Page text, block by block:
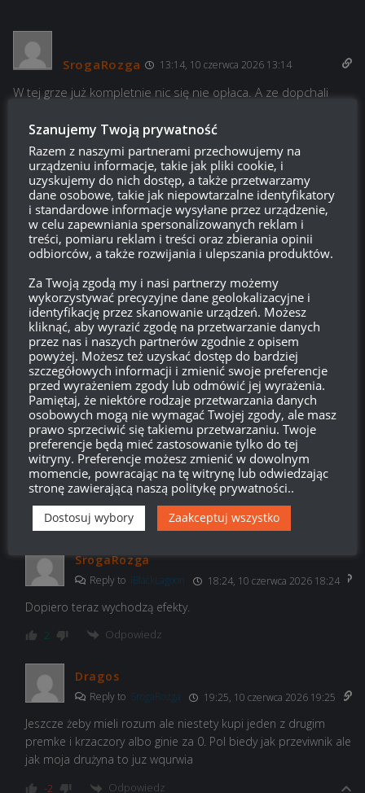
SrogaRozga 13:14, 10 czerwca 2026 13:14
W tej grze już kompletnie nic się nie opłaca. A ze dopchali
zarobków, wlewają wiadrami w giereczk
Także mając nowe dojne krowy, można:
*ebac starych graczy.
*ierdolic nowy kontent; jakość produkcji.
*niewiele robić, bo i tak się kręci.
JWG
Reply toSrogaRozga 13:37, 10 czerwca 2026 13:37
No ale może na Tank Fest będą do wygrania jakie elementy
3D, np. monitor z wbitą klawiaturą.
10 Odpowiedz
iBlackLagoon
Reply toSrogaRozga 16:30, 10 czerwca 2026 16:30
Przecież nie od dzisiaj ukry są na EU , bo praktycznie od 4lat
-1 Odpowiedz
SrogaRozga
Reply to iBlackLagoon 18:24, 10 czerwca 2026 18:24
Dopiero teraz wychodzą efekty.
2 Odpowiedz
Dragos
Reply to SrogaRozga 19:25, 10 czerwca 2026 19:25
Jeszcze żeby mieli rozum ale niestety kupi jeden z drugim
premke i krzaczory albo ginie za 0. Pol biedy jak przeviwnik ale
jak moja drużyna to juz wqurwia
-2 Odpowiedz
Szanujemy Twoją prywatność
Razem z naszymi partnerami przechowujemy na
urządzeniu informacje, takie jak pliki cookie, i
uzyskujemy do nich dostęp, a także przetwarzamy
dane osobowe, takie jak niepowtarzalne identyfikatory
i standardowe informacje wysyłane przez urządzenie,
w celu zapewniania spersonalizowanych reklam i
treści, pomiaru reklam i treści oraz zbierania opinii
odbiorców, a także rozwijania i ulepszania produktów.
Za Twoją zgodą my i nasi partnerzy możemy
wykorzystywać precyzyjne dane geolokalizacyjne i
identyfikację przez skanowanie urządzeń. Możesz
kliknąć, aby wyrazić zgodę na przetwarzanie danych
przez nas i naszych partnerów zgodnie z opisem
powyżej. Możesz też uzyskać dostęp do bardziej
szczegółowych informacji i zmienić swoje preferencje
przed wyrażeniem zgody lub odmówić jej wyrażenia.
Pamiętaj, że niektóre rodzaje przetwarzania danych
osobowych mogą nie wymagać Twojej zgody, ale masz
prawo sprzeciwić się takiemu przetwarzaniu. Twoje
preferencje będą mieć zastosowanie tylko do tej
witryny. Preferencje możesz zmienić w dowolnym
momencie, powracając na tę witrynę lub odwiedzając
stronę zawierającą naszą politykę prywatności..
Dostosuj wybory Zaakceptuj wszystko